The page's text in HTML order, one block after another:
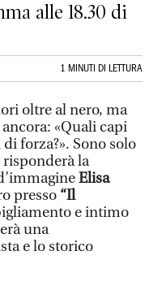
alle 18.30 di
1 MINUTI DI LETTURA
oltre al nero, ma
«Quali capi
forza?». Sono solo
la
Elisa
presso “Il
e intimo
una
e lo storico